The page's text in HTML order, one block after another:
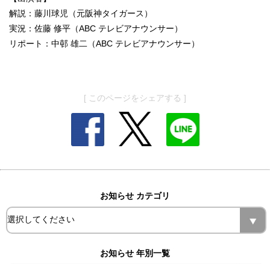
解説：藤川球児（元阪神タイガース）
実況：佐藤 修平（ABC テレビアナウンサー）
リポート：中邨 雄二（ABC テレビアナウンサー）
[ このページをシェアする ]
お知らせ カテゴリ
お知らせ 年別一覧